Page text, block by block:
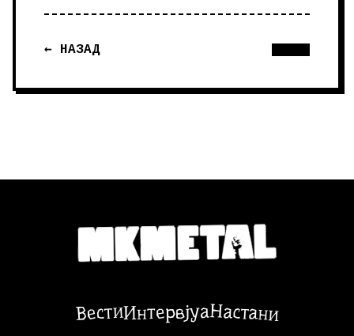
← НАЗАД
ВестиИнтервјуаНастани